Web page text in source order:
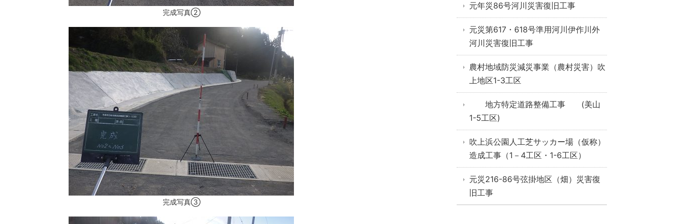
完成写真②
完成写真③
元年災86号河川災害復旧工事
元災第617・618号準用河川伊作川外
河川災害復旧工事
農村地域防災減災事業（農村災害）吹
上地区1-3工区
地方特定道路整備工事 (美山
1-5工区)
吹上浜公園人工芝サッカー場（仮称）
造成工事（1－4工区・1-6工区）
元災216-86号弦掛地区（畑）災害復
旧工事